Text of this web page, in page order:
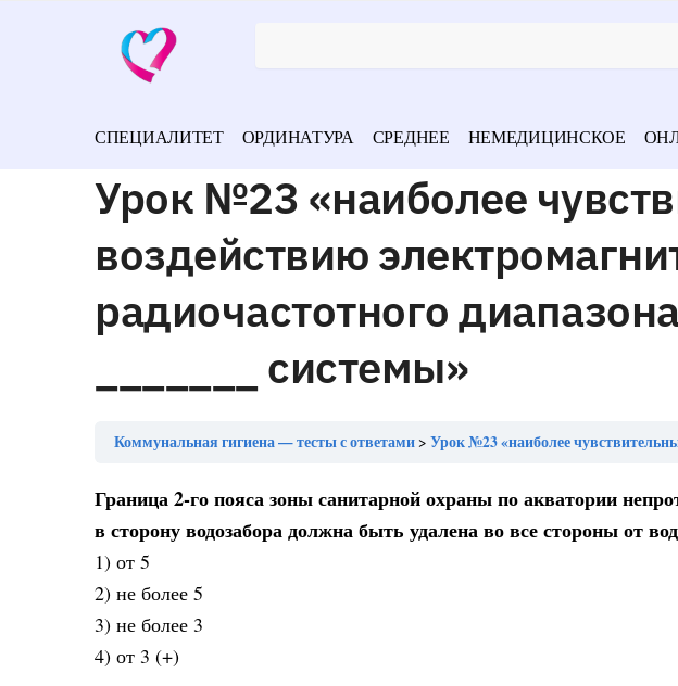
СПЕЦИАЛИТЕТ ОРДИНАТУРА СРЕДНЕЕ НЕМЕДИЦИНСКОЕ
Урок №23 «наиболее
воздействию
радиочастотного
_______ системы»
Коммунальная гигиена — тесты с ответами Урок №23 «наиболее чувствительными к воздействию
Граница 2-го пояса зоны санитарной охраны по акватории
в сторону водозабора должна быть удалена во все стороны от
1) от 5
2) не более 5
3) не более 3
4) от 3 (+)